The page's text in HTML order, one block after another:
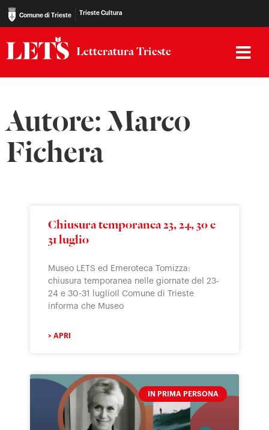
Comune di Trieste Trieste Cultura
Letteratura Trieste
Autore:Marco
Fichera
Chiusura temporanea 23, 24, 30 e
31 luglio
Museo LETS ed Emeroteca Tomizza:
chiusura temporanea nelle giornate del 23-
24 e 30-31 luglioIl Comune di Trieste
informa che Museo
> APRI
IN PRIMA PERSONA